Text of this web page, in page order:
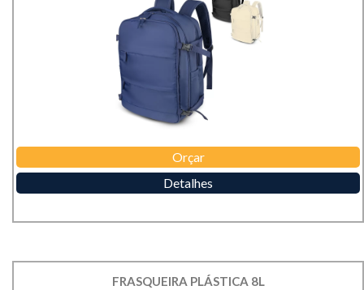
Orçar
Detalhes
FRASQUEIRA PLÁSTICA 8L